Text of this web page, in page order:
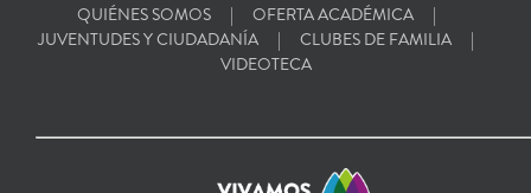
QUIÉNES SOMOS
OFERTA ACADÉMICA
JUVENTUDES Y CIUDADANÍA
CLUBES DE FAMILIA
VIDEOTECA